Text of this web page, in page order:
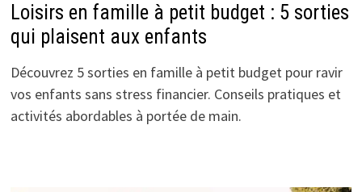
Loisirs en famille à petit budget : 5 sorties
qui plaisent aux enfants
Découvrez 5 sorties en famille à petit budget pour ravir
vos enfants sans stress financier. Conseils pratiques et
activités abordables à portée de main.